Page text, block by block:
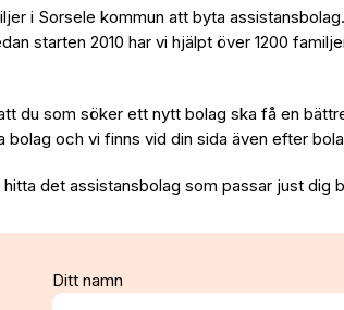
i Sorsele kommun att byta
starten 2010 har vi hjälpt över 1200
du som söker ett nytt bolag ska få en
bolag och vi finns vid din sida även efter
det assistansbolag som passar just dig
Ditt namn